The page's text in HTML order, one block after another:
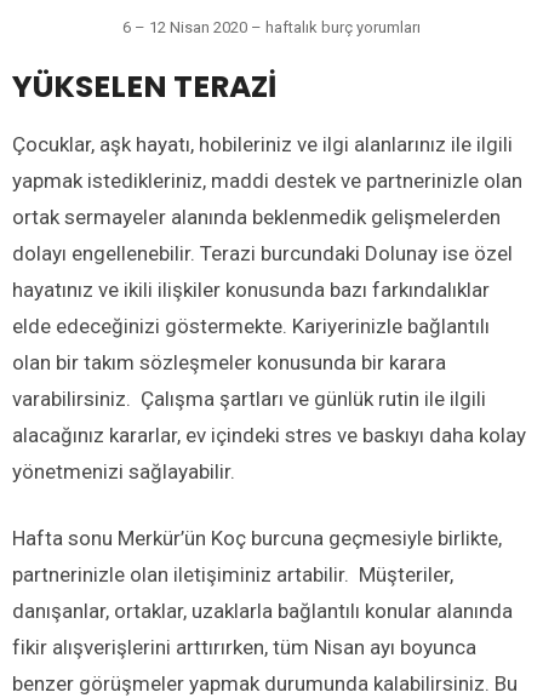
6 – 12 Nisan 2020 – haftalık burç yorumları
YÜKSELEN TERAZİ
Çocuklar, aşk hayatı, hobileriniz ve ilgi alanlarınız ile ilgili
yapmak istedikleriniz, maddi destek ve partnerinizle olan
ortak sermayeler alanında beklenmedik gelişmelerden
dolayı engellenebilir. Terazi burcundaki Dolunay ise özel
hayatınız ve ikili ilişkiler konusunda bazı farkındalıklar
elde edeceğinizi göstermekte. Kariyerinizle bağlantılı
olan bir takım sözleşmeler konusunda bir karara
varabilirsiniz. Çalışma şartları ve günlük rutin ile ilgili
alacağınız kararlar, ev içindeki stres ve baskıyı daha kolay
yönetmenizi sağlayabilir.
Hafta sonu Merkür’ün Koç burcuna geçmesiyle birlikte,
partnerinizle olan iletişiminiz artabilir. Müşteriler,
danışanlar, ortaklar, uzaklarla bağlantılı konular alanında
fikir alışverişlerini arttırırken, tüm Nisan ayı boyunca
benzer görüşmeler yapmak durumunda kalabilirsiniz. Bu